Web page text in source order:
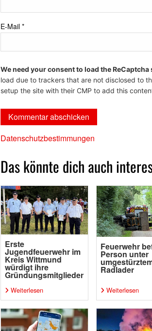
E-Mail *
We need your consent to load the ReCaptcha
load due to trackers that are not disclosed to
setup the site with their CMP to add this
Datenschutzbestimmungen
Das könnte dich auch
Erste
Jugendfeuerwehr im
Kreis Wittmund
würdigt ihre
Gründungsmitglieder
Weiterlesen
Feuerwehr
Person unter
Radlader
Weiterlesen